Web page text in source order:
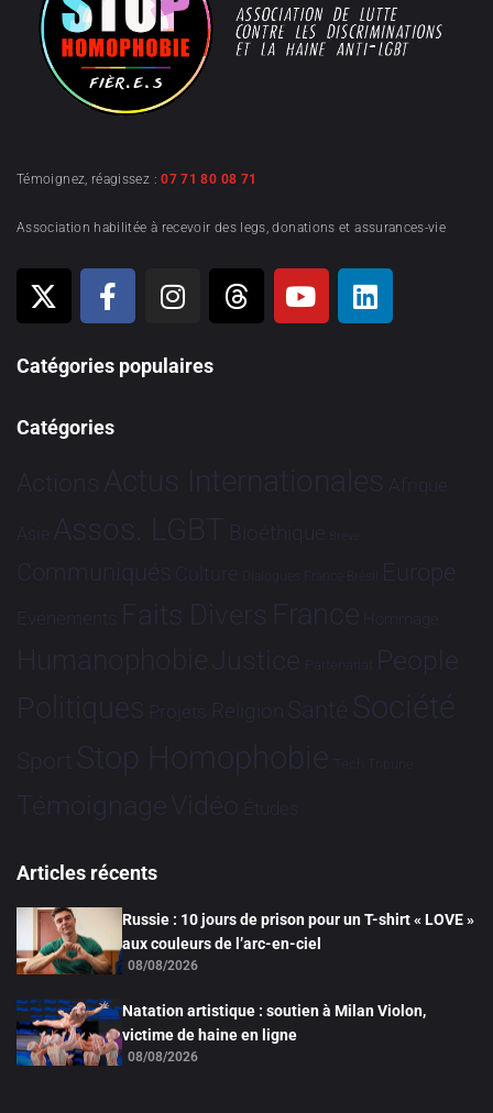
Témoignez, réagissez :07 71 80 08 71
Association habilitée à recevoir des legs, donations et assurances-vie
Catégories populaires
Catégories
Actions Actus Internationales Afrique
Asie Assos. LGBT Bioéthique Brève
Communiqués Culture Dialogues France-Brésil Europe
Evénements Faits Divers France Hommage
HumanophobieJustice Partenariat People
Politiques Projets Religion Santé Société
Sport Stop Homophobie Tech Tribune
TémoignageVidéo Études
Articles récents
Russie : 10 jours de prison pour un T-shirt « LOVE »
aux couleurs de l’arc-en-ciel
08/08/2026
Natation artistique : soutien à Milan Violon,
victime de haine en ligne
08/08/2026